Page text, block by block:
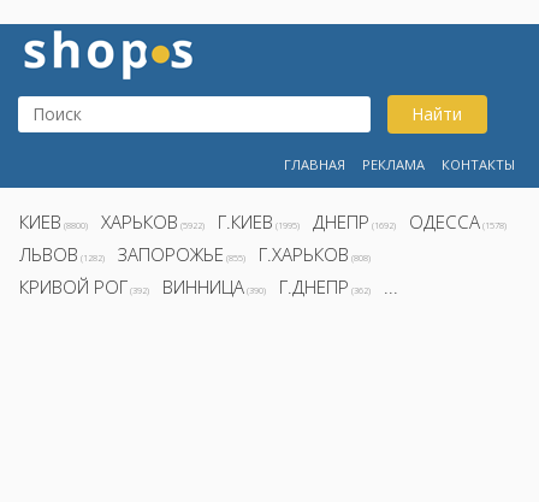
Найти
ГЛАВНАЯ РЕКЛАМА КОНТАКТЫ
КИЕВ (8800) ХАРЬКОВ (5922) Г.КИЕВ (1995) ДНЕПР (1692) ОДЕССА (1578)
ЛЬВОВ (1282) ЗАПОРОЖЬЕ (855) Г.ХАРЬКОВ (808)
КРИВОЙ РОГ (392) ВИННИЦА (390) Г.ДНЕПР (362) ...